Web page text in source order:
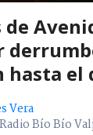
hasta el
Vera
Bío Bío